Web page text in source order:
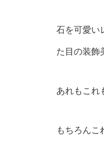
石を可愛い
た目の装飾
あれもこれ
もちろんこ